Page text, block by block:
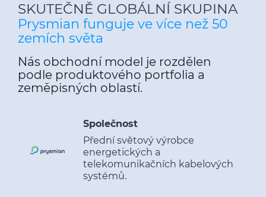
SKUTEČNĚ GLOBÁLNÍ SKUPINA
Prysmian funguje ve více než 50
zemích světa
Nás obchodní model je rozdělen
podle produktového portfolia a
zeměpisných oblastí.
Společnost
Přední světový výrobce
energetických a
telekomunikačních kabelových
systémů.